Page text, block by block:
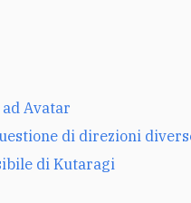
Avatar
di direzioni
di Kutaragi